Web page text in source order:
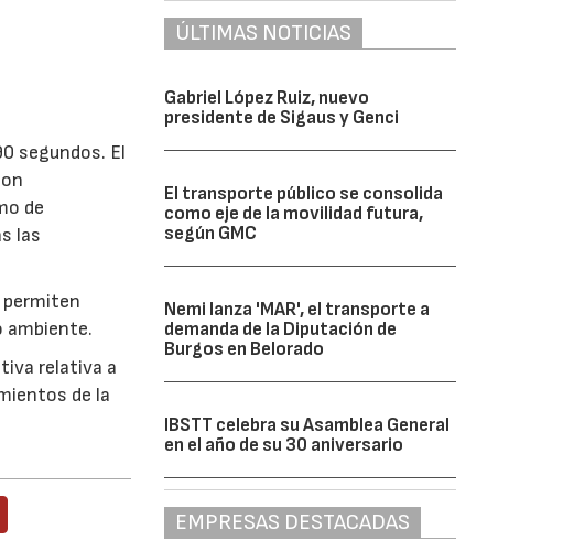
segundos. El
de
las
permiten
ambiente.
relativa a
de la
ÚLTIMAS NOTICIAS
Gabriel López Ruiz, nuevo
presidente de Sigaus y Genci
El transporte público se consolida
como eje de la movilidad futura,
según GMC
Nemi lanza 'MAR', el transporte a
demanda de la Diputación de
Burgos en Belorado
IBSTT celebra su Asamblea General
en el año de su 30 aniversario
EMPRESAS DESTACADAS